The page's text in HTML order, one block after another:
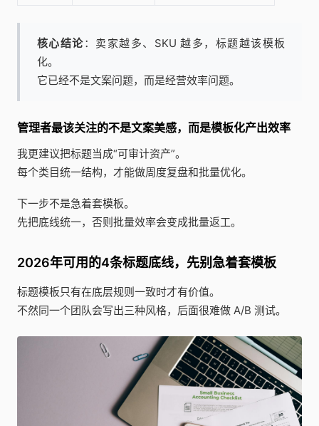
核心结论：卖家越多、SKU 越多，标题越该模板
化。
它已经不是文案问题，而是经营效率问题。
管理者最该关注的不是文案美感，而是模板化产出效率
我更建议把标题当成“可审计资产”。
每个类目统一结构，才能做周度复盘和批量优化。
下一步不是急着套模板。
先把底线统一，否则批量效率会变成批量返工。
2026年可用的4条标题底线，先别急着套模板
标题模板只有在底层规则一致时才有价值。
不然同一个团队会写出三种风格，后面很难做 A/B 测试。